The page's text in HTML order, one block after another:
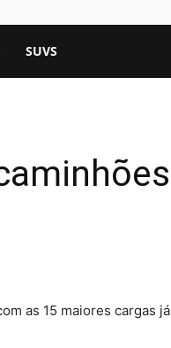
SUVS
as 15 maiores cargas já